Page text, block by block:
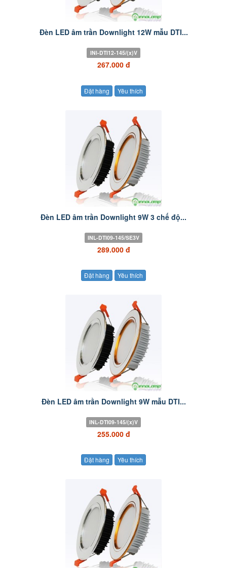
Đèn LED âm trần Downlight 12W mẫu DTI...
INl-DTI12-145/(x)V
267.000 đ
Đặt hàng Yêu thích
Đèn LED âm trần Downlight 9W 3 chế độ...
INL-DTI09-145/SE3V
289.000 đ
Đặt hàng Yêu thích
Đèn LED âm trần Downlight 9W mẫu DTI...
INL-DTI09-145/(x)V
255.000 đ
Đặt hàng Yêu thích